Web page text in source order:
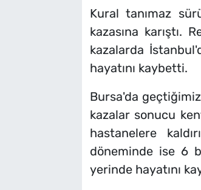
Kural tanımaz
kazasına karıştı.
kazalarda
hayatını kaybetti.
Bursa'da
kazalar sonucu
hastanelere
döneminde ise 6
yerinde hayatını